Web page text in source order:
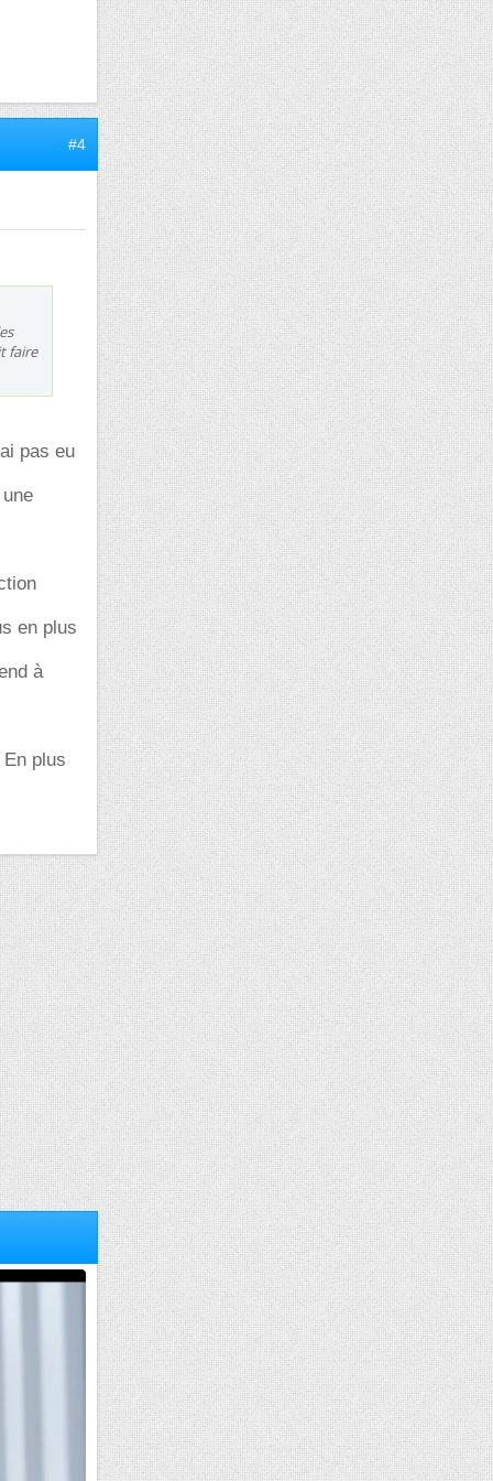
#4
faire
pas eu
en plus
à
plus